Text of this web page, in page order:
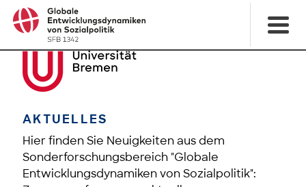
AKTUELLES
Hier finden Sie Neuigkeiten aus dem
Sonderforschungsbereich "Globale
Entwicklungsdynamiken von Sozialpolitik":